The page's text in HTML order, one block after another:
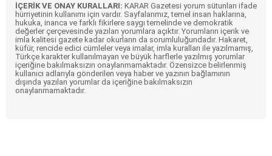
İÇERİK VE ONAY KURALLARI: KARAR Gazetesi yorum sütunları ifade
hürriyetinin kullanımı için vardır. Sayfalarımız, temel insan haklarına,
hukuka, inanca ve farklı fikirlere saygı temelinde ve demokratik
değerler çerçevesinde yazılan yorumlara açıktır. Yorumların içerik ve
imla kalitesi gazete kadar okurların da sorumluluğundadır. Hakaret,
küfür, rencide edici cümleler veya imalar, imla kuralları ile yazılmamış,
Türkçe karakter kullanılmayan ve büyük harflerle yazılmış yorumlar
içeriğine bakılmaksızın onaylanmamaktadır. Özensizce belirlenmiş
kullanıcı adlarıyla gönderilen veya haber ve yazının bağlamının
dışında yazılan yorumlar da içeriğine bakılmaksızın
onaylanmamaktadır.